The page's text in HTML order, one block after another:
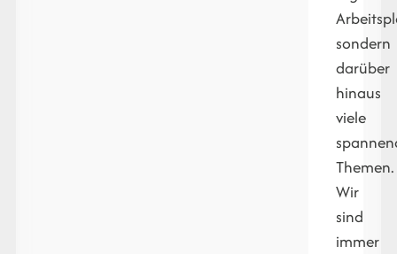
sondern
darüber
hinaus
viele
Themen.
Wir
sind
immer